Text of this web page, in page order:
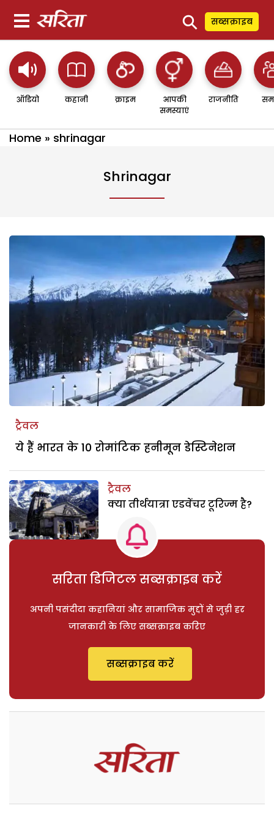
⚲ सब्सक्राइब
ऑडियो कहानी क्राइम
आपकी
समस्याएं
राजनीति
Home » shrinagar
Shrinagar
ट्रैवल
ये हैं भारत के 10 रोमांटिक हनीमून डेस्टिनेशन
ट्रैवल
क्या तीर्थयात्रा एडवेंचर टूरिज्म है?
सरिता डिजिटल सब्सक्राइब करें
अपनी पसंदीदा कहानियां और सामाजिक मुद्दों से जुड़ी हर
जानकारी के लिए सब्सक्राइब करिए
सब्सक्राइब करें